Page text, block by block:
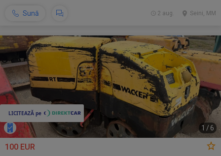
Sună Seini, MM
2 aug.
1 /6
100 EUR